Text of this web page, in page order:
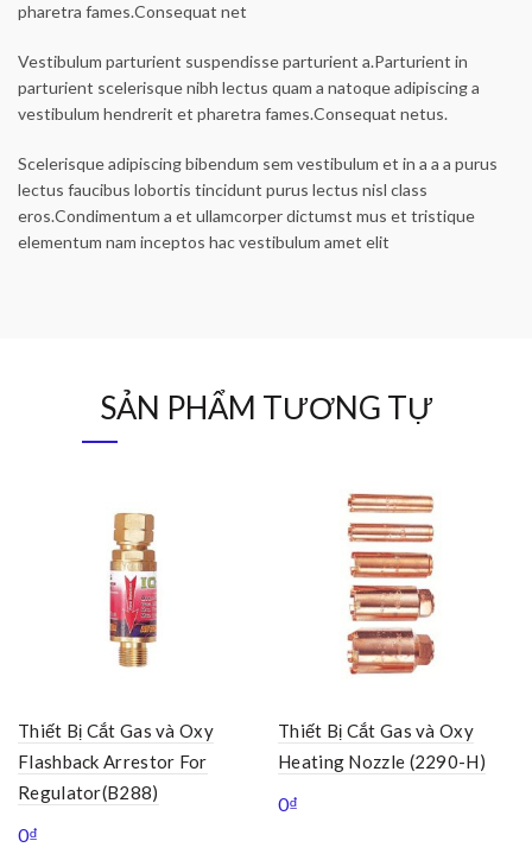
pharetra fames.Consequat net
Vestibulum parturient suspendisse parturient a.Parturient in
parturient scelerisque nibh lectus quam a natoque adipiscing a
vestibulum hendrerit et pharetra fames.Consequat netus.
Scelerisque adipiscing bibendum sem vestibulum et in a a a purus
lectus faucibus lobortis tincidunt purus lectus nisl class
eros.Condimentum a et ullamcorper dictumst mus et tristique
elementum nam inceptos hac vestibulum amet elit
SẢN PHẨM TƯƠNG TỰ
Thiết Bị Cắt Gas và Oxy
Flashback Arrestor For
Regulator(B288)
0₫
Thiết Bị Cắt Gas và Oxy
Heating Nozzle (2290-H)
0₫